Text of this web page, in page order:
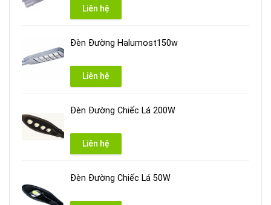
Liên hệ
Đèn Đường Halumost150w
Liên hệ
Đèn Đường Chiếc Lá 200W
Liên hệ
Đèn Đường Chiếc Lá 50W